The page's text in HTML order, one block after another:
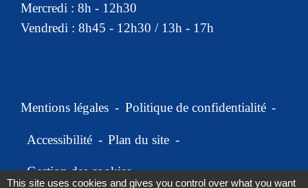
Mercredi : 8h - 12h30
Vendredi : 8h45 - 12h30 / 13h - 17h
Mentions légales - Politique de confidentialité -
Accessibilité - Plan du site -
Gestion des cookies
This site uses cookies and gives you control over what you want